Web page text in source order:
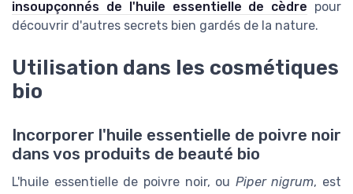
insoupçonnés de l'huile essentielle de cèdre pour
découvrir d'autres secrets bien gardés de la nature.
Utilisation dans les cosmétiques
bio
Incorporer l'huile essentielle de poivre noir
dans vos produits de beauté bio
L'huile essentielle de poivre noir, ou Piper nigrum, est